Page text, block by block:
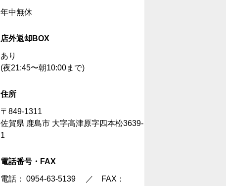
年中無休
店外返却BOX
あり
(夜21:45〜朝10:00まで)
住所
〒849-1311
佐賀県 鹿島市 大字高津原字四本松3639-
1
電話番号・FAX
電話： 0954-63-5139
／ FAX：